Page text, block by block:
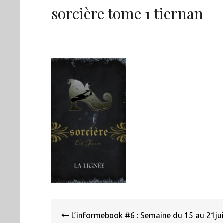
sorcière tome 1 tiernan
de
L’informebook #6 : Semaine du 15 au